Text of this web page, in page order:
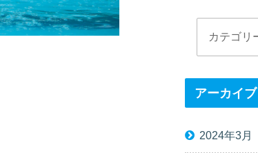
アーカイブ
2024年3月